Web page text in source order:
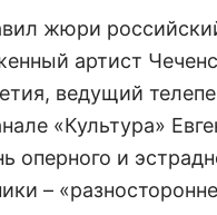
жюри
артист
ведущий
«Культура»
оперного и
–